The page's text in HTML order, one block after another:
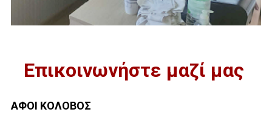
Επικοινωνήστε μαζί μας
ΑΦΟΙ ΚΟΛΟΒΟΣ